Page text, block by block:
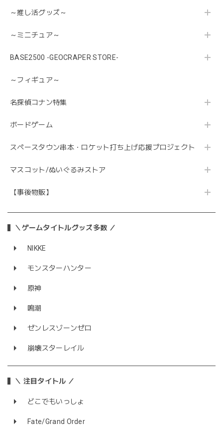
～推し活グッズ～
～ミニチュア～
BASE2500 -GEOCRAPER STORE-
～フィギュア～
名探偵コナン特集
ボードゲーム
スペースタウン串本・ロケット打ち上げ応援プロジェクト
マスコット/ぬいぐるみストア
【事後物販】
＼ゲームタイトルグッズ多数 ／
NIKKE
モンスターハンター
原神
鳴潮
ゼンレスゾーンゼロ
崩壊スターレイル
＼ 注目タイトル ／
どこでもいっしょ
Fate/Grand Order